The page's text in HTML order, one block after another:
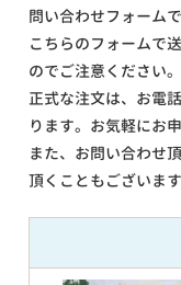
問い合わせフォームで
こちらのフォームで
のでご注意ください。
正式な注文は、お電
ります。お気軽にお
また、お問い合わせ
頂くこともございま